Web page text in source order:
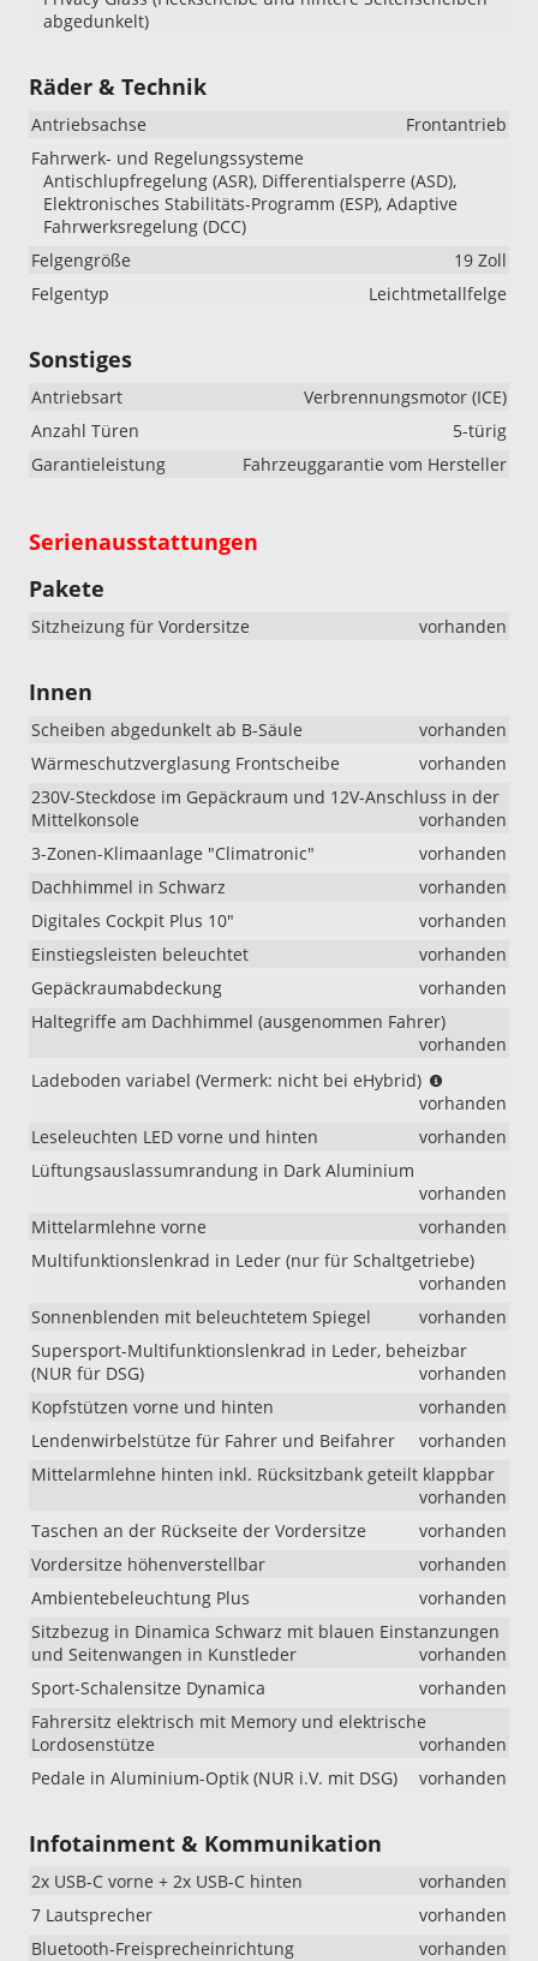
abgedunkelt)
Räder & Technik
Antriebsachse
Frontantrieb
Fahrwerk- und Regelungssysteme
Antischlupfregelung (ASR), Differentialsperre (ASD),
Elektronisches Stabilitäts-Programm (ESP), Adaptive
Fahrwerksregelung (DCC)
Felgengröße
19 Zoll
Felgentyp
Leichtmetallfelge
Sonstiges
Antriebsart
Verbrennungsmotor (ICE)
Anzahl Türen
5-türig
Garantieleistung
Fahrzeuggarantie vom Hersteller
Serienausstattungen
Pakete
Sitzheizung für Vordersitze vorhanden
Innen
Scheiben abgedunkelt ab B-Säule
vorhanden
Wärmeschutzverglasung Frontscheibe
vorhanden
230V-Steckdose im Gepäckraum und 12V-Anschluss in der
Mittelkonsole
vorhanden
3-Zonen-Klimaanlage "Climatronic"
vorhanden
Dachhimmel in Schwarz
vorhanden
Digitales Cockpit Plus 10"
vorhanden
Einstiegsleisten beleuchtet
vorhanden
Gepäckraumabdeckung
vorhanden
Haltegriffe am Dachhimmel (ausgenommen Fahrer)
vorhanden
Ladeboden variabel (Vermerk: nicht bei eHybrid)
nicht
eHybrid)
vorhanden
Leseleuchten LED vorne und hinten
vorhanden
Lüftungsauslassumrandung in Dark Aluminium
vorhanden
Mittelarmlehne vorne
vorhanden
Multifunktionslenkrad in Leder (nur für Schaltgetriebe)
vorhanden
Sonnenblenden mit beleuchtetem Spiegel
vorhanden
Supersport-Multifunktionslenkrad in Leder, beheizbar
(NUR für DSG)
vorhanden
Kopfstützen vorne und hinten
vorhanden
Lendenwirbelstütze für Fahrer und Beifahrer
vorhanden
Mittelarmlehne hinten inkl. Rücksitzbank geteilt klappbar
vorhanden
Taschen an der Rückseite der Vordersitze
vorhanden
Vordersitze höhenverstellbar
vorhanden
Ambientebeleuchtung Plus
vorhanden
Sitzbezug in Dinamica Schwarz mit blauen Einstanzungen
und Seitenwangen in Kunstleder
vorhanden
Sport-Schalensitze Dynamica
vorhanden
Fahrersitz elektrisch mit Memory und elektrische
Lordosenstütze
vorhanden
Pedale in Aluminium-Optik (NUR i.V. mit DSG)
vorhanden
Infotainment & Kommunikation
2x USB-C vorne + 2x USB-C hinten
vorhanden
7 Lautsprecher
vorhanden
Bluetooth-Freisprecheinrichtung
vorhanden